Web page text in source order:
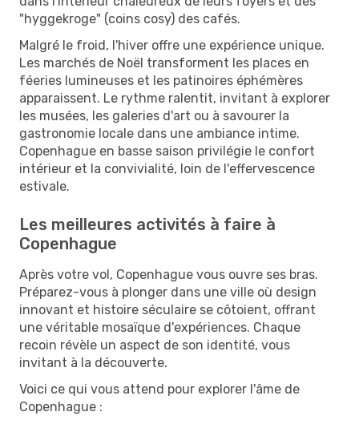
"hyggekroge" (coins cosy) des cafés.
Malgré le froid, l'hiver offre une expérience unique.
Les marchés de Noël transforment les places en
féeries lumineuses et les patinoires éphémères
apparaissent. Le rythme ralentit, invitant à explorer
les musées, les galeries d'art ou à savourer la
gastronomie locale dans une ambiance intime.
Copenhague en basse saison privilégie le confort
intérieur et la convivialité, loin de l'effervescence
estivale.
Les meilleures activités à faire à
Copenhague
Après votre vol, Copenhague vous ouvre ses bras.
Préparez-vous à plonger dans une ville où design
innovant et histoire séculaire se côtoient, offrant
une véritable mosaïque d'expériences. Chaque
recoin révèle un aspect de son identité, vous
invitant à la découverte.
Voici ce qui vous attend pour explorer l'âme de
Copenhague :